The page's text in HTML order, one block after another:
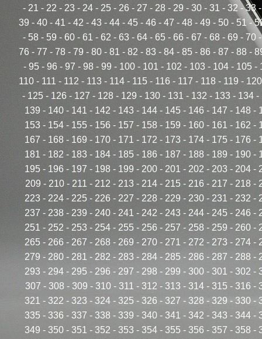
- 21 - 22 - 23- 24- 25- 26- 27 - 28- 29 - 30- 31 - 32-33
39 - 40 - 41 - 42 - 43 - 44 - 45 - 46 - 47 - 48 - 49 - 50 - 51 -
- 58- 59 - 60- 61 - 62 - 63 - 64- 65- 66 - 67 - 68 - 69 - 70
76 - 77 - 78 - 79 - 80 - 81 - 82 - 83 - 84 - 85 - 86 - 87 - 88 -
- 95 - 96 - 97 - 98 - 99 - 100 - 101 - 102 - 103 - 104 - 105 -
110 - 111 - 112 - 113 - 114 - 115 - 116 - 117 - 118 - 119 - 120
- 125- 126- 127 - 128- 129 - 130- 131 - 132 - 133- 134-
139 - 140 - 141 - 142 - 143 - 144 - 145 - 146 - 147 - 148 -
153 - 154 - 155 - 156 - 157 - 158 - 159 - 160 - 161 - 162 -
167 - 168 - 169 - 170 - 171 - 172 - 173 - 174 - 175 - 176 -
181 - 182 - 183 - 184 - 185 - 186 - 187 - 188 - 189 - 190 -
195 - 196 - 197 - 198 - 199 - 200 - 201 - 202 - 203 - 204 -
209 - 210- 211 - 212 - 213- 214- 215- 216 - 217 - 218-
223 - 224 - 225 - 226 - 227 - 228 - 229 - 230 - 231 - 232 -
237 - 238 - 239 - 240 - 241 - 242 - 243 - 244 - 245 - 246 -
251 - 252 - 253 - 254 - 255 - 256 - 257 - 258 - 259 - 260 -
265 - 266 - 267 - 268 - 269 - 270 - 271 - 272 - 273 - 274 -
279 - 280 - 281 - 282 - 283 - 284 - 285 - 286 - 287 - 288 -
293 - 294 - 295 - 296 - 297 - 298 - 299 - 300 - 301 - 302 -
307 - 308 - 309 - 310- 311 - 312 - 313 - 314- 315 - 316 -
321 - 322 - 323 - 324 - 325 - 326 - 327 - 328 - 329 - 330 -
335 - 336 - 337 - 338 - 339 - 340 - 341 - 342 - 343 - 344 -
349 - 350 - 351 - 352 - 353 - 354 - 355 - 356 - 357 - 358 -